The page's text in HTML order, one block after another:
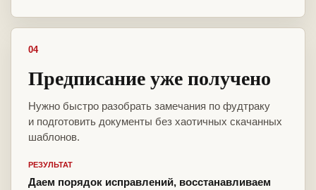
04
Предписание уже получено
Нужно быстро разобрать замечания по фудтраку
и подготовить документы без хаотичных скачанных
шаблонов.
РЕЗУЛЬТАТ
Даем порядок исправлений, восстанавливаем